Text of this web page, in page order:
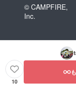
© CAMPFIRE,
Inc.
10